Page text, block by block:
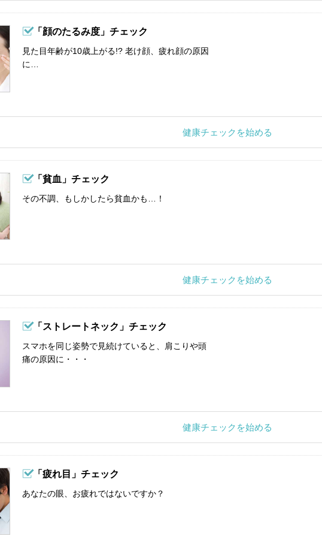
「顔のたるみ度」チェック
見た目年齢が10歳上がる!? 老け顔、疲れ顔の原因
に…
健康チェックを始める
「貧血」チェック
その不調、もしかしたら貧血かも…！
健康チェックを始める
「ストレートネック」チェック
スマホを同じ姿勢で見続けていると、肩こりや頭
痛の原因に・・・
健康チェックを始める
「疲れ目」チェック
あなたの眼、お疲れではないですか？